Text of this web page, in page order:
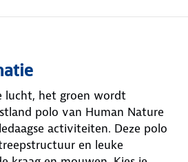
lucht, het groen wordt
polo van Human Nature
activiteiten. Deze polo
en leuke